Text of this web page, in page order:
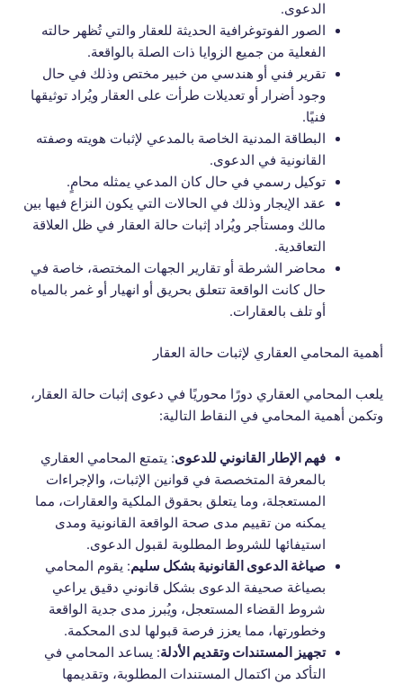
الدعوى.
الصور الفوتوغرافية الحديثة للعقار والتي تُظهر حالته
الفعلية من جميع الزوايا ذات الصلة بالواقعة.
تقرير فني أو هندسي من خبير مختص وذلك في حال
وجود أضرار أو تعديلات طرأت على العقار ويُراد توثيقها
فنيًا.
البطاقة المدنية الخاصة بالمدعي لإثبات هويته وصفته
القانونية في الدعوى.
توكيل رسمي في حال كان المدعي يمثله محامٍ.
عقد الإيجار وذلك في الحالات التي يكون النزاع فيها بين
مالك ومستأجر ويُراد إثبات حالة العقار في ظل العلاقة
التعاقدية.
محاضر الشرطة أو تقارير الجهات المختصة، خاصة في
حال كانت الواقعة تتعلق بحريق أو انهيار أو غمر بالمياه
أو تلف بالعقارات.
أهمية المحامي العقاري لإثبات حالة العقار
يلعب المحامي العقاري دورًا محوريًا في دعوى إثبات حالة العقار،
وتكمن أهمية المحامي في النقاط التالية:
فهم الإطار القانوني للدعوى: يتمتع المحامي العقاري
بالمعرفة المتخصصة في قوانين الإثبات، والإجراءات
المستعجلة، وما يتعلق بحقوق الملكية والعقارات، مما
يمكنه من تقييم مدى صحة الواقعة القانونية ومدى
استيفائها للشروط المطلوبة لقبول الدعوى.
صياغة الدعوى القانونية بشكل سليم: يقوم المحامي
بصياغة صحيفة الدعوى بشكل قانوني دقيق يراعي
شروط القضاء المستعجل، ويُبرز مدى جدية الواقعة
وخطورتها، مما يعزز فرصة قبولها لدى المحكمة.
تجهيز المستندات وتقديم الأدلة: يساعد المحامي في
التأكد من اكتمال المستندات المطلوبة، وتقديمها